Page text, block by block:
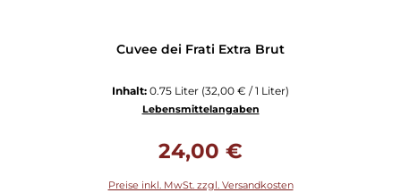
Cuvee dei Frati Extra Brut
Inhalt: 0.75 Liter (32,00 € / 1 Liter)
Lebensmittelangaben
24,00 €
Preise inkl. MwSt. zzgl. Versandkosten